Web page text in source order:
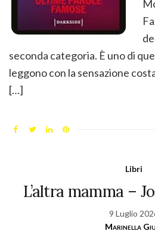
seconda categoria. È uno di
leggono con la sensazione
[…]
Libri
L’altra mamma –
9 Luglio
Marinella